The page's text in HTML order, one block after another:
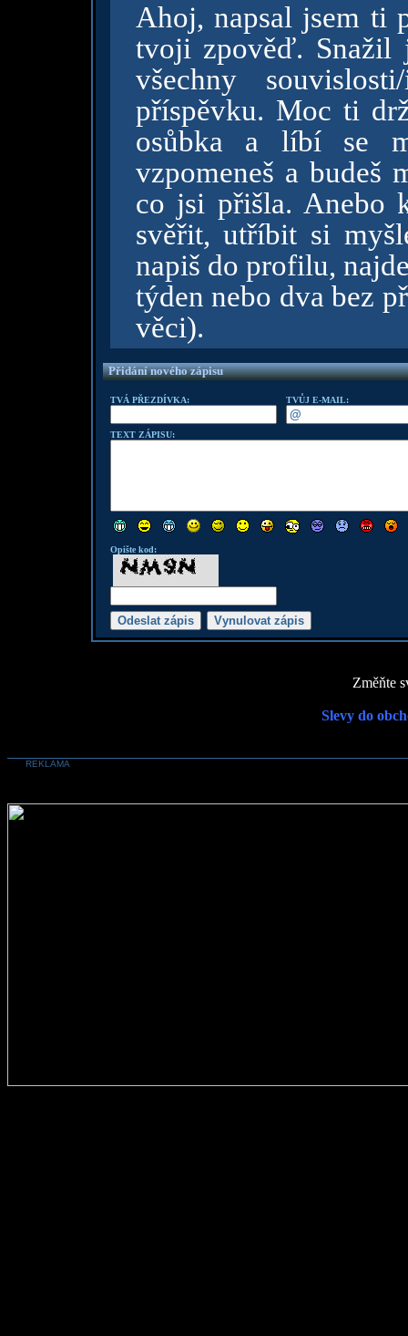
Ahoj, napsal jsem ti
tvoji zpověď. Snažil
všechny
příspěvku. Moc ti
osůbka a líbí se
vzpomeneš a budeš
co jsi přišla. Anebo
svěřit, utříbit si
napiš do profilu,
týden nebo dva bez
věci).
Přidání nového zápisu
TVÁ PŘEZDÍVKA: TVŮJ E-MAIL:
TEXT ZÁPISU:
Opište kod:
Změňte
Slevy do
REKLAMA